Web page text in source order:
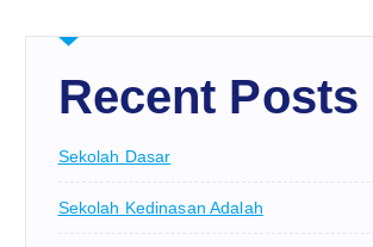
Recent Posts
Sekolah Dasar
Sekolah Kedinasan Adalah